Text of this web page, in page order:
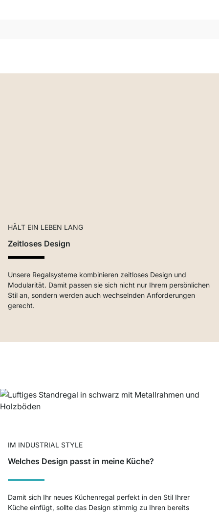
HÄLT EIN LEBEN LANG
Zeitloses Design
Unsere Regalsysteme kombinieren zeitloses Design und
Modularität. Damit passen sie sich nicht nur Ihrem persönlichen
Stil an, sondern werden auch wechselnden Anforderungen
gerecht.
IM INDUSTRIAL STYLE
Welches Design passt in meine Küche?
Damit sich Ihr neues Küchenregal perfekt in den Stil Ihrer
Küche einfügt, sollte das Design stimmig zu Ihren bereits